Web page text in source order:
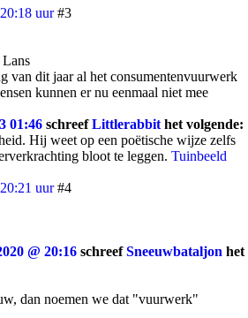
uur #3
Lans
van dit jaar al het consumentenvuurwerk
kunnen er nu eenmaal niet mee
01:46 schreefLittlerabbit het volgende:
Hij weet op een poëtische wijze zelfs
bloot te leggen. Tuinbeeld
uur #4
@ 20:16 schreefSneeuwbataljon het
dan noemen we dat "vuurwerk"